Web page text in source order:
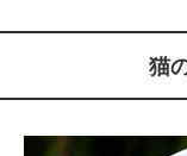
猫